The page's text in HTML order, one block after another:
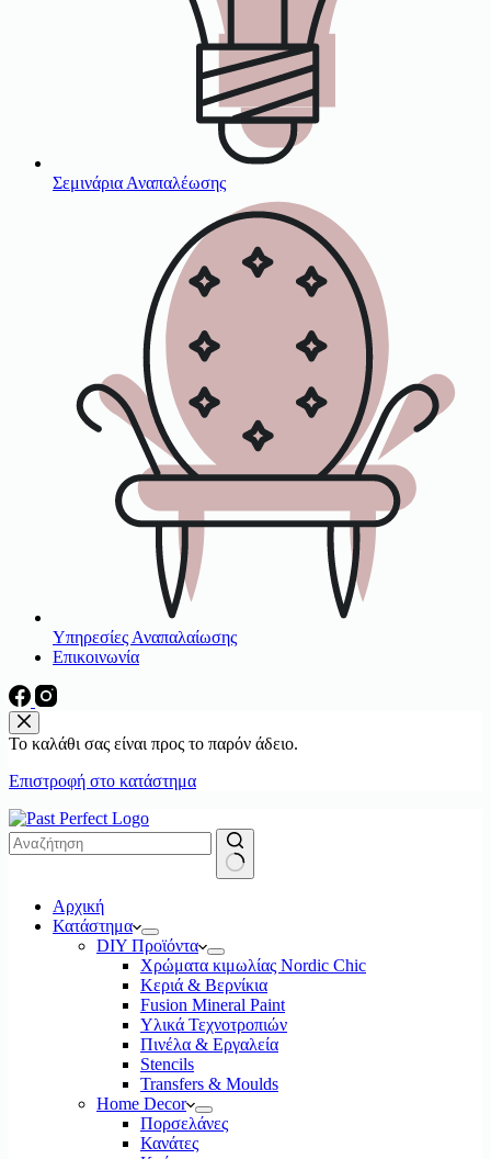
Σεμινάρια Αναπαλέωσης
Υπηρεσίες Αναπαλαίωσης
Επικοινωνία
Το καλάθι σας είναι προς το παρόν άδειο.
Επιστροφή στο κατάστημα
results
Αρχική
Κατάστημα
DIY Προϊόντα
Χρώματα κιμωλίας Nordic Chic
Κεριά & Βερνίκια
Fusion Mineral Paint
Υλικά Τεχνοτροπιών
Πινέλα & Εργαλεία
Stencils
Transfers & Moulds
Home Decor
Πορσελάνες
Κανάτες